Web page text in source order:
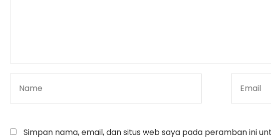
Simpan nama, email, dan situs web saya pada peramban ini